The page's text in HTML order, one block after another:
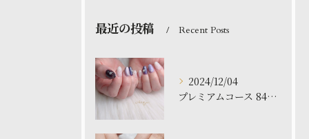
最近の投稿 Recent Posts
2024/12/04
プレミアムコース 8480円